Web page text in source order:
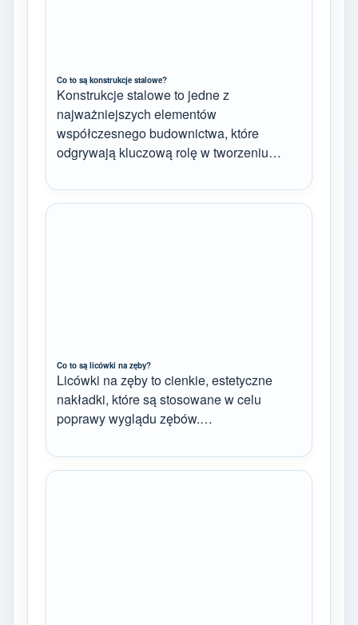
Co to są konstrukcje stalowe?
Konstrukcje stalowe to jedne z
najważniejszych elementów
współczesnego budownictwa, które
odgrywają kluczową rolę w tworzeniu…
Co to są licówki na zęby?
Licówki na zęby to cienkie, estetyczne
nakładki, które są stosowane w celu
poprawy wyglądu zębów.…